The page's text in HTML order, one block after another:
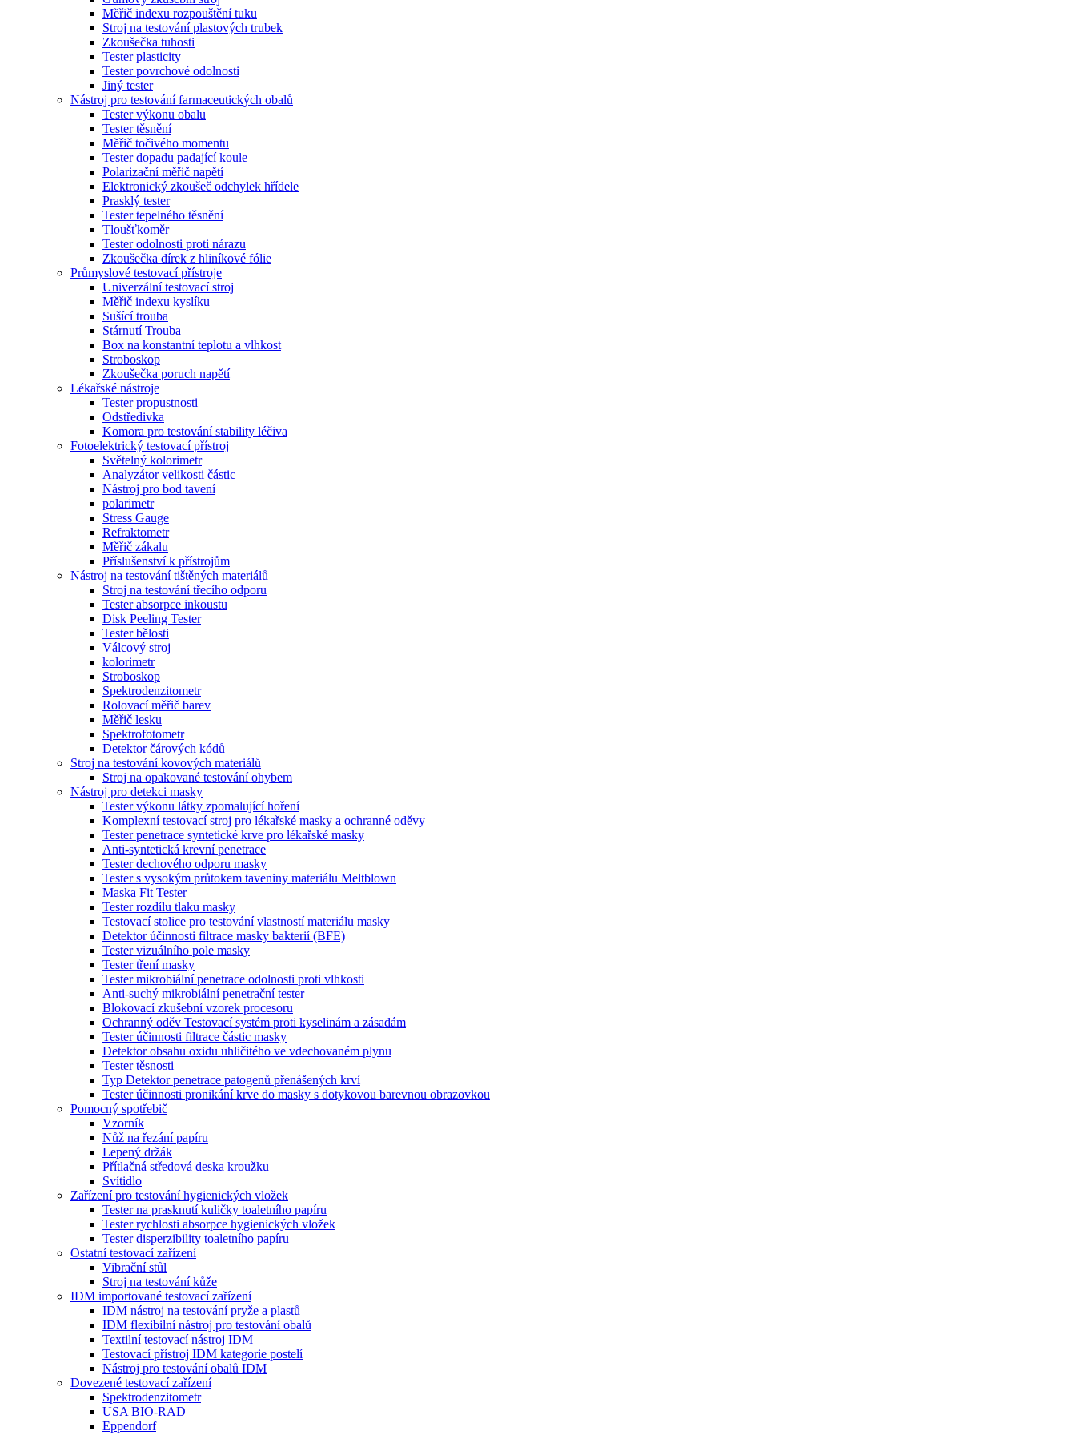
Měřič indexu rozpouštění tuku
Stroj na testování plastových trubek
Zkoušečka tuhosti
Tester plasticity
Tester povrchové odolnosti
Jiný tester
Nástroj pro testování farmaceutických obalů
Tester výkonu obalu
Tester těsnění
Měřič točivého momentu
Tester dopadu padající koule
Polarizační měřič napětí
Elektronický zkoušeč odchylek hřídele
Prasklý tester
Tester tepelného těsnění
Tloušťkoměr
Tester odolnosti proti nárazu
Zkoušečka dírek z hliníkové fólie
Průmyslové testovací přístroje
Univerzální testovací stroj
Měřič indexu kyslíku
Sušící trouba
Stárnutí Trouba
Box na konstantní teplotu a vlhkost
Stroboskop
Zkoušečka poruch napětí
Lékařské nástroje
Tester propustnosti
Odstředivka
Komora pro testování stability léčiva
Fotoelektrický testovací přístroj
Světelný kolorimetr
Analyzátor velikosti částic
Nástroj pro bod tavení
polarimetr
Stress Gauge
Refraktometr
Měřič zákalu
Příslušenství k přístrojům
Nástroj na testování tištěných materiálů
Stroj na testování třecího odporu
Tester absorpce inkoustu
Disk Peeling Tester
Tester bělosti
Válcový stroj
kolorimetr
Stroboskop
Spektrodenzitometr
Rolovací měřič barev
Měřič lesku
Spektrofotometr
Detektor čárových kódů
Stroj na testování kovových materiálů
Stroj na opakované testování ohybem
Nástroj pro detekci masky
Tester výkonu látky zpomalující hoření
Komplexní testovací stroj pro lékařské masky a ochranné oděvy
Tester penetrace syntetické krve pro lékařské masky
Anti-syntetická krevní penetrace
Tester dechového odporu masky
Tester s vysokým průtokem taveniny materiálu Meltblown
Maska Fit Tester
Tester rozdílu tlaku masky
Testovací stolice pro testování vlastností materiálu masky
Detektor účinnosti filtrace masky bakterií (BFE)
Tester vizuálního pole masky
Tester tření masky
Tester mikrobiální penetrace odolnosti proti vlhkosti
Anti-suchý mikrobiální penetrační tester
Blokovací zkušební vzorek procesoru
Ochranný oděv Testovací systém proti kyselinám a zásadám
Tester účinnosti filtrace částic masky
Detektor obsahu oxidu uhličitého ve vdechovaném plynu
Tester těsnosti
Typ Detektor penetrace patogenů přenášených krví
Tester účinnosti pronikání krve do masky s dotykovou barevnou obrazovkou
Pomocný spotřebič
Vzorník
Nůž na řezání papíru
Lepený držák
Přítlačná středová deska kroužku
Svítidlo
Zařízení pro testování hygienických vložek
Tester na prasknutí kuličky toaletního papíru
Tester rychlosti absorpce hygienických vložek
Tester disperzibility toaletního papíru
Ostatní testovací zařízení
Vibrační stůl
Stroj na testování kůže
IDM importované testovací zařízení
IDM nástroj na testování pryže a plastů
IDM flexibilní nástroj pro testování obalů
Textilní testovací nástroj IDM
Testovací přístroj IDM kategorie postelí
Nástroj pro testování obalů IDM
Dovezené testovací zařízení
Spektrodenzitometr
USA BIO-RAD
Eppendorf